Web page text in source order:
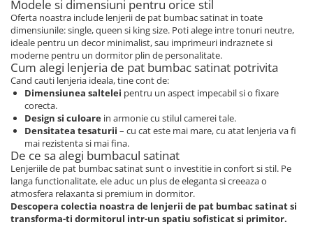
Set Lenjerie Pat Blanita Iepure, 6
Piese, Cu Pilota Inclusa
Lenjerii De Pat Premium Collection
Set Lenjerie De Pat, 7 Piese, Cu
Pilota / Cuvertura Inclusa
Set Lenjerie De Pat Jacquard Regal,
11 Piese, Cuvertura Inclusa
Lenjerii Damasc Egiptean King Size
Lenjerii De Pat, Finet Premium, 1
Persoana
Lenjerii De Pat Damasc 1 Persoana
Lenjerii De Pat, Imprimeu 3D, 1
Persoana
Modele si dimensiuni pentru orice stil
Oferta noastra include lenjerii de pat bumbac satinat in toate
dimensiunile: single, queen si king size. Poti alege intre tonuri neutre,
ideale pentru un decor minimalist, sau imprimeuri indraznete si
moderne pentru un dormitor plin de personalitate.
Cum alegi lenjeria de pat bumbac satinat potrivita
Cand cauti lenjeria ideala, tine cont de:
Dimensiunea saltelei pentru un aspect impecabil si o fixare
corecta.
Design si culoare in armonie cu stilul camerei tale.
Densitatea tesaturii – cu cat este mai mare, cu atat lenjeria va fi
mai rezistenta si mai fina.
De ce sa alegi bumbacul satinat
Lenjeriile de pat bumbac satinat sunt o investitie in confort si stil. Pe
langa functionalitate, ele aduc un plus de eleganta si creeaza o
atmosfera relaxanta si premium in dormitor.
Descopera colectia noastra de lenjerii de pat bumbac satinat si
transforma-ti dormitorul intr-un spatiu sofisticat si primitor.